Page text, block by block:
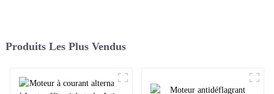
Produits Les Plus Vendus